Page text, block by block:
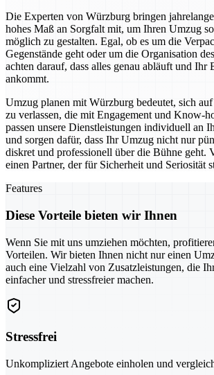
Die Experten von Würzburg bringen
hohes Maß an Sorgfalt mit, um Ihren Umzug
möglich zu gestalten. Egal, ob es um die
Gegenstände geht oder um die Organisation
achten darauf, dass alles genau abläuft und Ihr
ankommt.
Umzug planen mit Würzburg bedeutet, sich
zu verlassen, die mit Engagement und Know-
passen unsere Dienstleistungen individuell an
und sorgen dafür, dass Ihr Umzug nicht nur
diskret und professionell über die Bühne geht.
einen Partner, der für Sicherheit und Seriosität
Features
Diese Vorteile bieten wir Ihnen
Wenn Sie mit uns umziehen möchten,
Vorteilen. Wir bieten Ihnen nicht nur einen
auch eine Vielzahl von Zusatzleistungen, die
einfacher und stressfreier machen.
Stressfrei
Unkompliziert Angebote einholen und